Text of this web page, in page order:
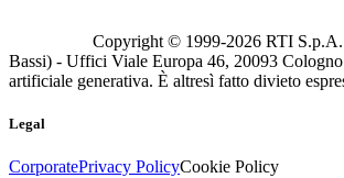
Copyright © 1999-2026 RTI S.p.A.
Bassi) - Uffici Viale Europa 46, 20093
artificiale generativa. È altresì fatto divieto
Legal
CorporatePrivacy PolicyCookie Policy